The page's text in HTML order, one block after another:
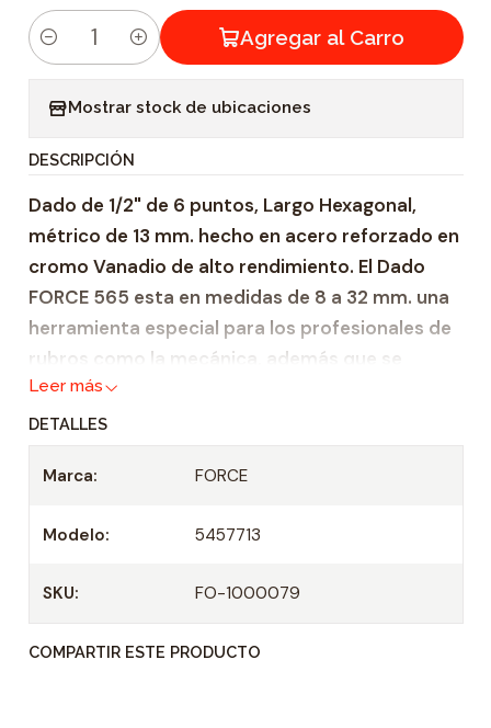
C
i
d
a
d
Agregar al Carro
Mostrar stock de ubicaciones
DESCRIPCIÓN
Dado de 1/2" de 6 puntos, Largo Hexagonal,
métrico de 13 mm. hecho en acero reforzado en
cromo Vanadio de alto rendimiento. El Dado
FORCE 565 esta en medidas de 8 a 32 mm. una
herramienta especial para los profesionales de
rubros como la mecánica, además que se
desempeñan en ámbitos de trabajo, semi
industrial e industrial. Esto debido a que gracias
a su fabricación, hecha bajo altos estándares
de calidad, esta copa garantiza fiabilidad y
Adecuado para todas las carracas de 1/2" y
mangos en T
Profundidad 22 mm.
Leer más
DETALLES
Marca: FORCE
Modelo: 5457713
SKU: FO-1000079
COMPARTIR ESTE PRODUCTO